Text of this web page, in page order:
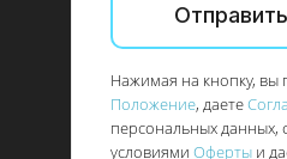
Нажимая на кнопку, вы
Положение, даете
персональных данных,
условиями Оферты и